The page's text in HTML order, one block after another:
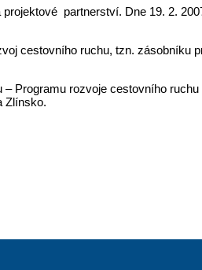
partnerství. Dne 19. 2.
cestovního ruchu, tzn. zásobníku
Programu rozvoje cestovního
Zlínsko.